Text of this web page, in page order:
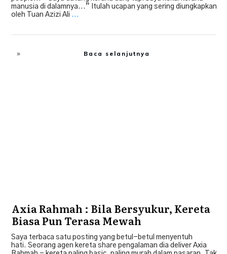
manusia di dalamnya...” Itulah ucapan yang sering diungkapkan
oleh Tuan Azizi Ali ...
Baca selanjutnya
Axia Rahmah : Bila Bersyukur, Kereta
Biasa Pun Terasa Mewah
Saya terbaca satu posting yang betul-betul menyentuh
hati. Seorang agen kereta share pengalaman dia deliver Axia